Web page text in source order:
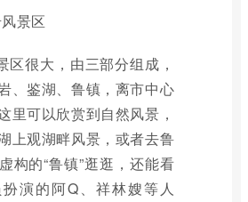
景区
区很大，由三部分组成，
、鉴湖、鲁镇，离市中心
里可以欣赏到自然风景，
上观湖畔风景，或者去鲁
构的“鲁镇”逛逛，还能看
演的阿Q、祥林嫂等人